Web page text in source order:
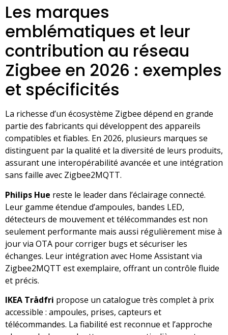
Les marques
emblématiques et leur
contribution au réseau
Zigbee en 2026 : exemples
et spécificités
La richesse d’un écosystème Zigbee dépend en grande
partie des fabricants qui développent des appareils
compatibles et fiables. En 2026, plusieurs marques se
distinguent par la qualité et la diversité de leurs produits,
assurant une interopérabilité avancée et une intégration
sans faille avec Zigbee2MQTT.
Philips Hue reste le leader dans l’éclairage connecté.
Leur gamme étendue d’ampoules, bandes LED,
détecteurs de mouvement et télécommandes est non
seulement performante mais aussi régulièrement mise à
jour via OTA pour corriger bugs et sécuriser les
échanges. Leur intégration avec Home Assistant via
Zigbee2MQTT est exemplaire, offrant un contrôle fluide
et précis.
IKEA Trådfri propose un catalogue très complet à prix
accessible : ampoules, prises, capteurs et
télécommandes. La fiabilité est reconnue et l’approche